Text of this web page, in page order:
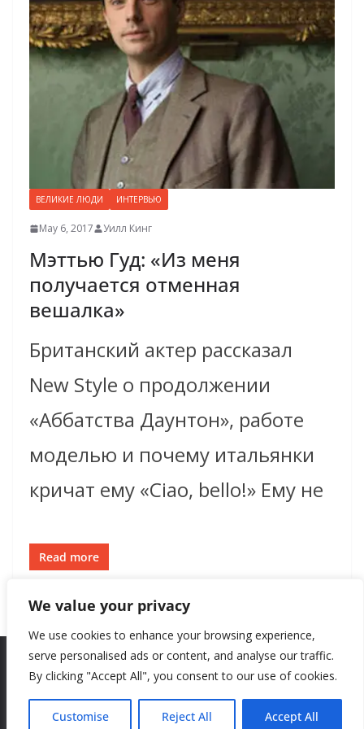
We value your privacy
We use cookies to enhance your browsing experience,
serve personalised ads or content, and analyse our traffic.
By clicking "Accept All", you consent to our use of cookies.
Customise Reject All Accept All
ВЕЛИКИЕ ЛЮДИ ИНТЕРВЬЮ
May 6, 2017 Уилл Кинг
Мэттью Гуд: «Из меня
получается отменная
вешалка»
Британский актер рассказал
New Style о продолжении
«Аббатства Даунтон», работе
моделью и почему итальянки
кричат ему «Ciao, bello!» Ему не
Read more
Theme:ColorMag by ThemeGrill. Powered byWordPress